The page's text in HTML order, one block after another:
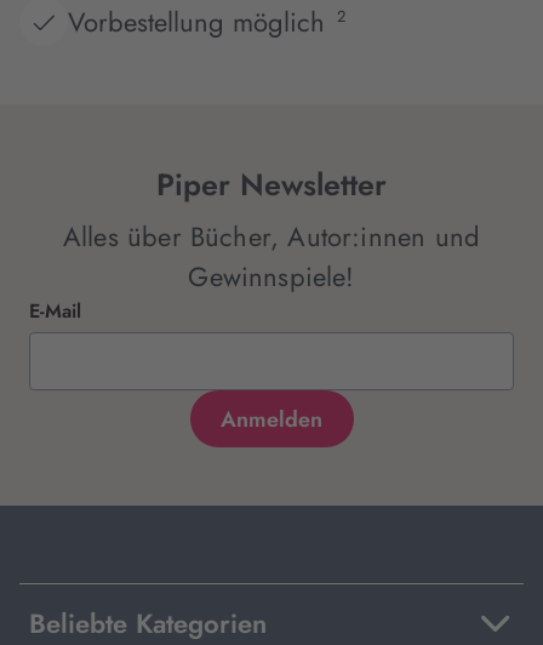
Vorbestellung möglich 2
Piper Newsletter
Alles über Bücher, Autor:innen und
Gewinnspiele!
E-Mail
Beliebte Kategorien